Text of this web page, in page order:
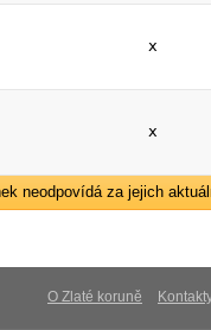
x
x
neodpovídá za jejich
O Zlaté koruně